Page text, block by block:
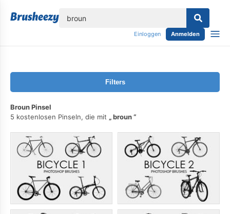
Einloggen Anmelden
Filters
Broun Pinsel
5 kostenlosen Pinseln, die mit
broun